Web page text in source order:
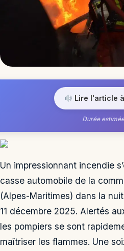
Lire l'article
Durée
Un impressionnant incendie
casse automobile de la
(Alpes-Maritimes) dans la
11 décembre 2025. Alertés
les pompiers se sont
maîtriser les flammes. Une